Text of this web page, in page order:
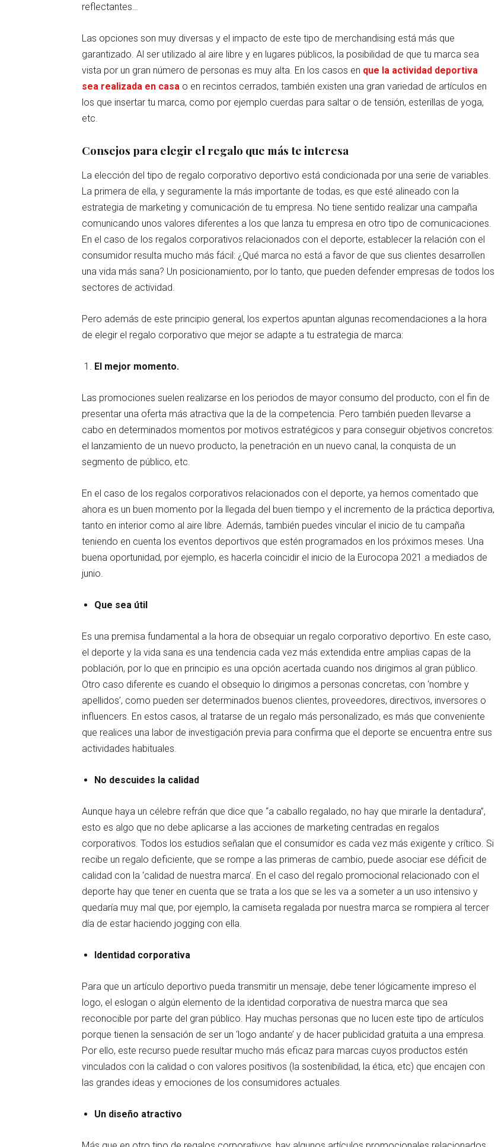
reflectantes…
Las opciones son muy diversas y el impacto de este tipo de merchandising está más que
garantizado. Al ser utilizado al aire libre y en lugares públicos, la posibilidad de que tu marca sea
vista por un gran número de personas es muy alta. En los casos en que la actividad deportiva
sea realizada en casa o en recintos cerrados, también existen una gran variedad de artículos en
los que insertar tu marca, como por ejemplo cuerdas para saltar o de tensión, esterillas de yoga,
etc.
Consejos para elegir el regalo que más te interesa
La elección del tipo de regalo corporativo deportivo está condicionada por una serie de variables.
La primera de ella, y seguramente la más importante de todas, es que esté alineado con la
estrategia de marketing y comunicación de tu empresa. No tiene sentido realizar una campaña
comunicando unos valores diferentes a los que lanza tu empresa en otro tipo de comunicaciones.
En el caso de los regalos corporativos relacionados con el deporte, establecer la relación con el
consumidor resulta mucho más fácil: ¿Qué marca no está a favor de que sus clientes desarrollen
una vida más sana? Un posicionamiento, por lo tanto, que pueden defender empresas de todos los
sectores de actividad.
Pero además de este principio general, los expertos apuntan algunas recomendaciones a la hora
de elegir el regalo corporativo que mejor se adapte a tu estrategia de marca:
El mejor momento.
Las promociones suelen realizarse en los periodos de mayor consumo del producto, con el fin de
presentar una oferta más atractiva que la de la competencia. Pero también pueden llevarse a
cabo en determinados momentos por motivos estratégicos y para conseguir objetivos concretos:
el lanzamiento de un nuevo producto, la penetración en un nuevo canal, la conquista de un
segmento de público, etc.
En el caso de los regalos corporativos relacionados con el deporte, ya hemos comentado que
ahora es un buen momento por la llegada del buen tiempo y el incremento de la práctica deportiva,
tanto en interior como al aire libre. Además, también puedes vincular el inicio de tu campaña
teniendo en cuenta los eventos deportivos que estén programados en los próximos meses. Una
buena oportunidad, por ejemplo, es hacerla coincidir el inicio de la Eurocopa 2021 a mediados de
junio.
Que sea útil
Es una premisa fundamental a la hora de obsequiar un regalo corporativo deportivo. En este caso,
el deporte y la vida sana es una tendencia cada vez más extendida entre amplias capas de la
población, por lo que en principio es una opción acertada cuando nos dirigimos al gran público.
Otro caso diferente es cuando el obsequio lo dirigimos a personas concretas, con ‘nombre y
apellidos’, como pueden ser determinados buenos clientes, proveedores, directivos, inversores o
influencers. En estos casos, al tratarse de un regalo más personalizado, es más que conveniente
que realices una labor de investigación previa para confirma que el deporte se encuentra entre sus
actividades habituales.
No descuides la calidad
Aunque haya un célebre refrán que dice que “a caballo regalado, no hay que mirarle la dentadura”,
esto es algo que no debe aplicarse a las acciones de marketing centradas en regalos
corporativos. Todos los estudios señalan que el consumidor es cada vez más exigente y crítico. Si
recibe un regalo deficiente, que se rompe a las primeras de cambio, puede asociar ese déficit de
calidad con la ‘calidad de nuestra marca’. En el caso del regalo promocional relacionado con el
deporte hay que tener en cuenta que se trata a los que se les va a someter a un uso intensivo y
quedaría muy mal que, por ejemplo, la camiseta regalada por nuestra marca se rompiera al tercer
día de estar haciendo jogging con ella.
Identidad corporativa
Para que un artículo deportivo pueda transmitir un mensaje, debe tener lógicamente impreso el
logo, el eslogan o algún elemento de la identidad corporativa de nuestra marca que sea
reconocible por parte del gran público. Hay muchas personas que no lucen este tipo de artículos
porque tienen la sensación de ser un ‘logo andante’ y de hacer publicidad gratuita a una empresa.
Por ello, este recurso puede resultar mucho más eficaz para marcas cuyos productos estén
vinculados con la calidad o con valores positivos (la sostenibilidad, la ética, etc) que encajen con
las grandes ideas y emociones de los consumidores actuales.
Un diseño atractivo